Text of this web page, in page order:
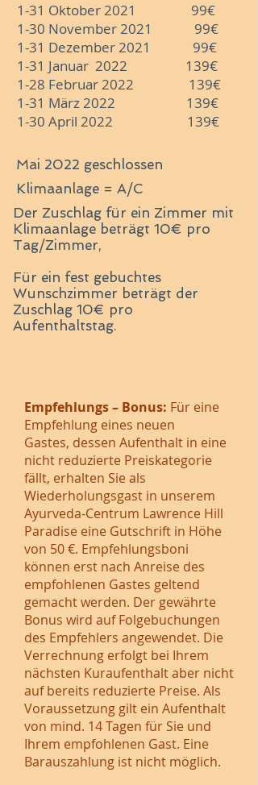
1-31 Oktober 2021 99€
1-30 November 2021 99€
1-31 Dezember 2021 99€
1-31 Januar 2022 139€
1-28 Februar 2022 139€
1-31 März 2022 139€
1-30 April 2022 139€
Mai 2022 geschlossen
Klimaanlage = A/C
Der Zuschlag für ein Zimmer mit
Klimaanlage beträgt 10€ pro
Tag/Zimmer,
Für ein fest gebuchtes
Wunschzimmer beträgt der
Zuschlag 10€ pro
Aufenthaltstag.
Empfehlungs – Bonus: Für eine
Empfehlung eines neuen
Gastes, dessen Aufenthalt in eine
nicht reduzierte Preiskategorie
fällt, erhalten Sie als
Wiederholungsgast in unserem
Ayurveda-Centrum Lawrence Hill
Paradise eine Gutschrift in Höhe
von 50 €. Empfehlungsboni
können erst nach Anreise des
empfohlenen Gastes geltend
gemacht werden. Der gewährte
Bonus wird auf Folgebuchungen
des Empfehlers angewendet. Die
Verrechnung erfolgt bei Ihrem
nächsten Kuraufenthalt aber nicht
auf bereits reduzierte Preise. Als
Voraussetzung gilt ein Aufenthalt
von mind. 14 Tagen für Sie und
Ihrem empfohlenen Gast. Eine
Barauszahlung ist nicht möglich.